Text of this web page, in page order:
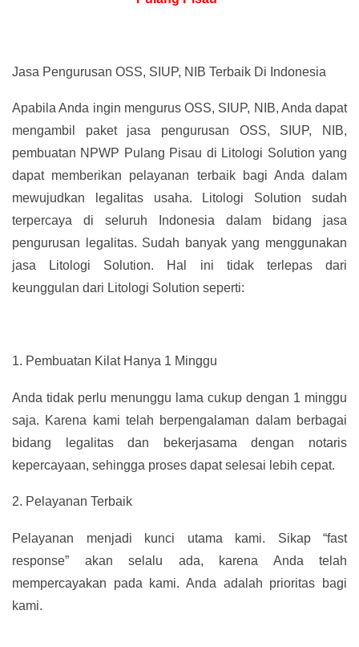
Jasa Pengurusan OSS, SIUP, NIB Terbaik Di Indonesia
Apabila Anda ingin mengurus OSS, SIUP, NIB, Anda dapat
mengambil paket jasa pengurusan OSS, SIUP, NIB,
pembuatan NPWP Pulang Pisau di Litologi Solution yang
dapat memberikan pelayanan terbaik bagi Anda dalam
mewujudkan legalitas usaha. Litologi Solution sudah
terpercaya di seluruh Indonesia dalam bidang jasa
pengurusan legalitas. Sudah banyak yang menggunakan
jasa Litologi Solution. Hal ini tidak terlepas dari
keunggulan dari Litologi Solution seperti:
1. Pembuatan Kilat Hanya 1 Minggu
Anda tidak perlu menunggu lama cukup dengan 1 minggu
saja. Karena kami telah berpengalaman dalam berbagai
bidang legalitas dan bekerjasama dengan notaris
kepercayaan, sehingga proses dapat selesai lebih cepat.
2. Pelayanan Terbaik
Pelayanan menjadi kunci utama kami. Sikap “fast
response” akan selalu ada, karena Anda telah
mempercayakan pada kami. Anda adalah prioritas bagi
kami.